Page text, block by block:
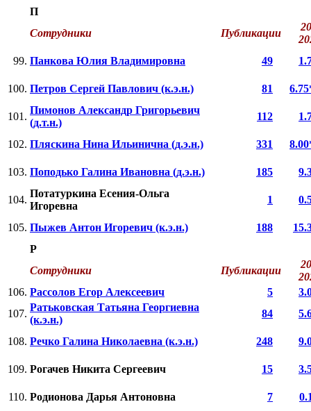
П
Сотрудники
Публикации
99. Панкова Юлия Владимировна 49
100. Петров Сергей Павлович (к.э.н.) 81
101.
Пимонов Александр Григорьевич
(д.т.н.)
112
102. Пляскина Нина Ильинична (д.э.н.) 331
103. Поподько Галина Ивановна (д.э.н.) 185
104.
Потатуркина Есения-Ольга
Игоревна
1
105. Пыжев Антон Игоревич (к.э.н.) 188
Р
Сотрудники
Публикации
106. Рассолов Егор Алексеевич 5
107.
Ратьковская Татьяна Георгиевна
(к.э.н.)
84
108. Речко Галина Николаевна (к.э.н.) 248
109. Рогачев Никита Сергеевич 15
110. Родионова Дарья Антоновна 7